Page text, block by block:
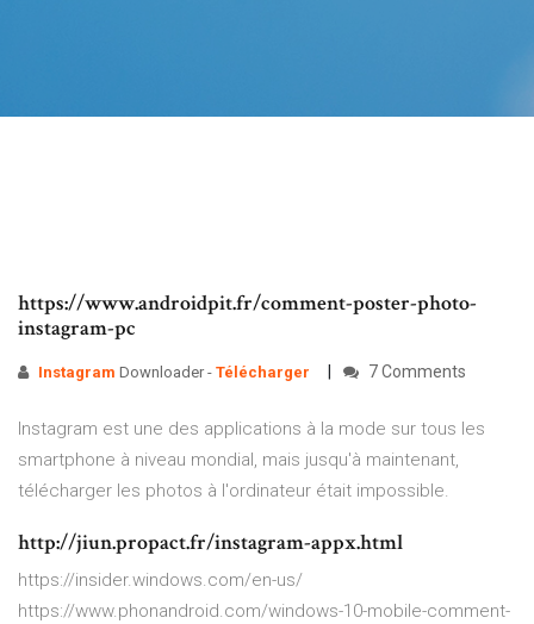
https://www.androidpit.fr/comment-poster-photo-
instagram-pc
Instagram Downloader - Télécharger 7 Comments
Instagram est une des applications à la mode sur tous les
smartphone à niveau mondial, mais jusqu'à maintenant,
télécharger les photos à l'ordinateur était impossible.
http://jiun.propact.fr/instagram-appx.html
https://insider.windows.com/en-us/
https://www.phonandroid.com/windows-10-mobile-comment-